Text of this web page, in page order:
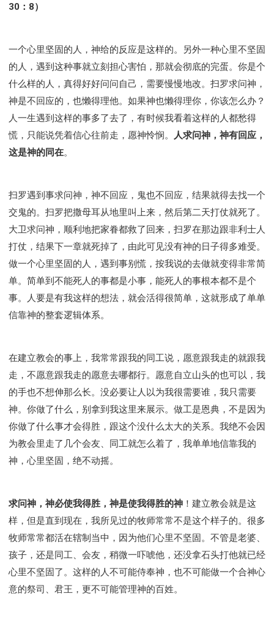
30：8）
一个心里坚固的人，神给的反应是这样的。另外一种心里不坚固
的人，遇到这种事就立刻担心害怕，那就会彻底的完蛋。你是个
什么样的人，真得好好问问自己，需要慢慢地改。扫罗求问神，
神是不回应的，也懒得理他。如果神也懒得理你，你该怎么办？
人一生遇到这样的事多了去了，有时候我看着这样的人都愁得
慌，只能说凭着信心往前走，愿神怜悯。
人求问神，神有回应，
这是神的同在。
扫罗遇到事求问神，神不回应，鬼也不回应，结果就得去找一个
交鬼的。扫罗把撒母耳从地里叫上来，然后第二天打仗就死了。
大卫求问神，顺利地把家眷都救了回来，扫罗在那边跟非利士人
打仗，结果下一章就死掉了，由此可见没有神的日子得多难受。
做一个心里坚固的人，遇到事别慌，按我说的去做就变得非常简
单。简单到不能死人的事都是小事，能死人的事根本都不是个
事。人要是有我这样的想法，就会活得很简单，这就形成了单单
信靠神的整套逻辑体系。
在建立教会的事上，我常常跟我的同工说，愿意跟我走的就跟我
走，不愿意跟我走的愿意去哪都行。愿意自立山头的也可以，我
的手也不想伸那么长。没必要让人以为我很需要谁，我只需要
神。你做了什么，别拿到我这里来展示。做工是恩典，不是因为
你做了什么事才会得胜，跟这个没什么太大的关系。我绝不会因
为教会里走了几个会友、同工就怎么着了，我单单地信靠我的
神，心里坚固，绝不动摇。
求问神，神必使我得胜，神是使我得胜的神 ！建立教会就是这
样，但是直到现在，我所见过的牧师常常不是这个样子的。很多
牧师常常都活在辖制当中，因为他们心里不坚固。不管是老婆、
孩子，还是同工、会友，稍微一吓唬他，还没拿石头打他就已经
心里不坚固了。这样的人不可能侍奉神，也不可能做一个合神心
意的祭司、君王，更不可能管理神的百姓。